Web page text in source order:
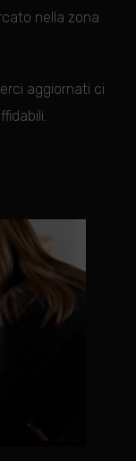
nella zona
aggiornati ci